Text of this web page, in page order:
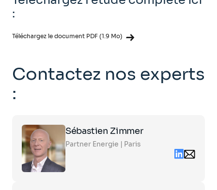
:
Téléchargez le document PDF (1.9 Mo)
Contactez nos experts
:
Sébastien Zimmer
Partner Energie | Paris
Linkedin
Email
contact
Click
on
the
card
to
see
the
full